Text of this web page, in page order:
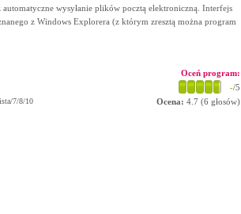
wysyłanie plików pocztą elektroniczną. Interfejs
z Windows Explorera (z którym zresztą można program
7/8/10
Oceń program:
-/5
Ocena: 4.7 (6 głosów)